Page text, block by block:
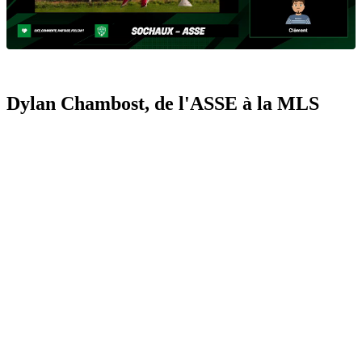
Dylan Chambost, de l'ASSE à la MLS